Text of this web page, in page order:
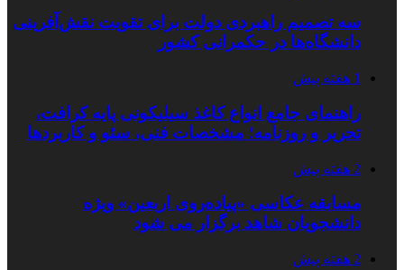
سه تصمیم راهبردی دولت برای تقویت نقش‌آفرینی
دانشگاه‌ها در حکمرانی کشور
1 هفته پیش
راهنمای جامع انواع کاغذ سیلیکونی پایه کرافت،
تحریر و روزنامه؛ مشخصات فنی، سئو و کاربردها
2 هفته پیش
مسابقه عکاسی «پیاده‌روی اربعین» ویژه
دانشجویان شاهد برگزار می شود
2 هفته پیش